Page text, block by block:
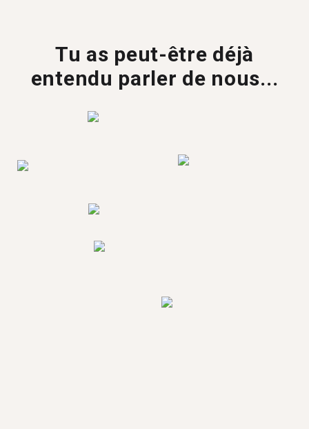
Tu as peut-être déjà
entendu parler de nous...